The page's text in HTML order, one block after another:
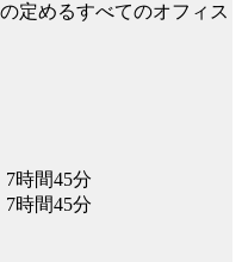
定めるすべてのオフィス
7時間45分
7時間45分